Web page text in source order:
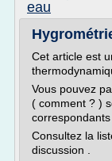
eau
Cet article est
Vous pouvez
( comment ? )
correspondants .
Consultez la
discussion .